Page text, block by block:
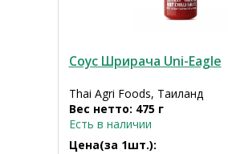
Соус Шрирача Uni-Eagle
Thai Agri Foods, Таиланд
Вес нетто: 475 г
Есть в наличии
Цена(за 1шт.):